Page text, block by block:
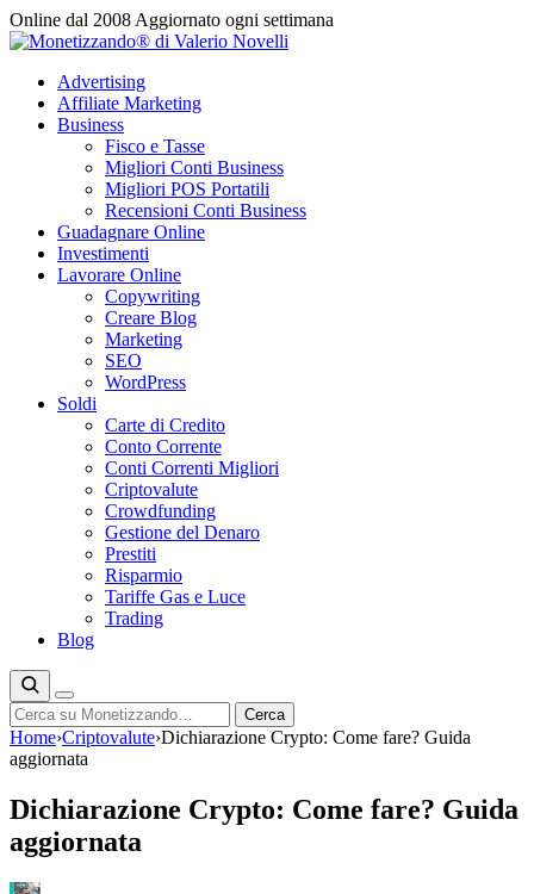
Vai
al
Online dal 2008 Aggiornato ogni settimana
Advertising
Affiliate Marketing
Business
Fisco e Tasse
Migliori Conti Business
Migliori POS Portatili
Recensioni Conti Business
Guadagnare Online
Investimenti
Lavorare Online
Copywriting
Creare Blog
Marketing
SEO
WordPress
Soldi
Carte di Credito
Conto Corrente
Conti Correnti Migliori
Criptovalute
Crowdfunding
Gestione del Denaro
Prestiti
Risparmio
Tariffe Gas e Luce
Trading
Blog
Cerca Cerca
Home›Criptovalute›Dichiarazione Crypto: Come fare? Guida
aggiornata
Dichiarazione Crypto: Come fare? Guida
aggiornata